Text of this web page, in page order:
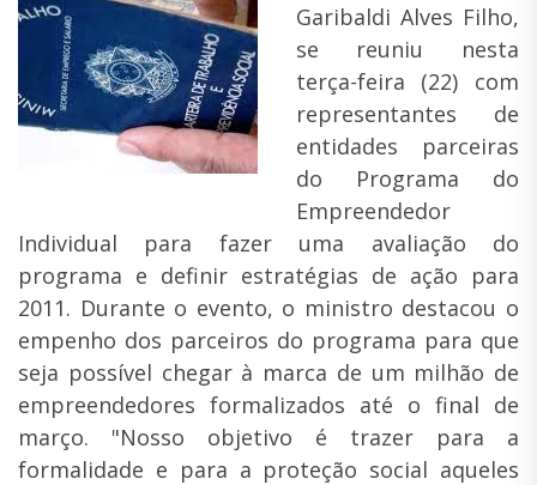
Garibaldi Alves Filho,
se reuniu nesta
terça-feira (22) com
representantes de
entidades parceiras
do Programa do
Empreendedor
Individual para fazer uma avaliação do
programa e definir estratégias de ação para
2011. Durante o evento, o ministro destacou o
empenho dos parceiros do programa para que
seja possível chegar à marca de um milhão de
empreendedores formalizados até o final de
março. "Nosso objetivo é trazer para a
formalidade e para a proteção social aqueles